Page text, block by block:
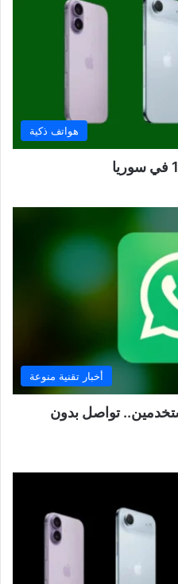
هواتف ذكية
أخبار تقنية منوعة
تواصل بدون